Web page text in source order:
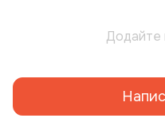
Додайте